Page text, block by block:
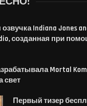
Indiana Jones
созданная при
Mortal
свет
Первый тизер